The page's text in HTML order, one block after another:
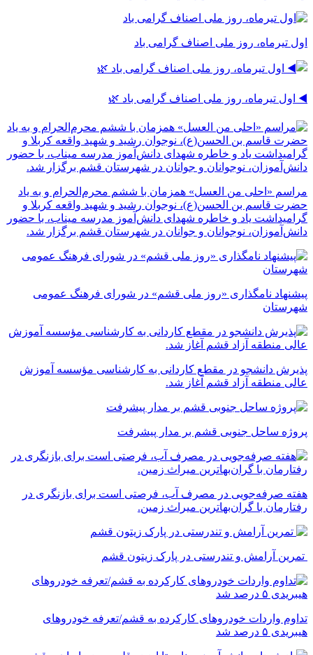
اول تیرماه، روز ملی اصناف گرامی باد
◀️ اول تیرماه، روز ملی اصناف گرامی باد 🌿
مراسم «احلی من العسل» همزمان با ششم محرم‌الحرام و به یاد
حضرت قاسم بن الحسن(ع)، نوجوان رشید و شهید واقعه کربلا و
گرامیداشت یاد و خاطره شهدای دانش‌آموز مدرسه میناب، با حضور
دانش‌آموزان، نوجوانان و جوانان در شهرستان قشم برگزار شد.
پیشنهاد نامگذاری «روز ملی قشم» در شورای فرهنگ عمومی
شهرستان
پذیرش دانشجو در مقطع کاردانی به کارشناسی مؤسسه آموزش
عالی منطقه آزاد قشم آغاز شد.
پروژه ساحل جنوبی قشم بر مدار پیشرفت
‌هفته صرفه‌جویی در مصرف آب، فرصتی است برای بازنگری در
رفتارمان با گران‌بهاترین میراث زمین.
تمرین آرامش و تندرستی در پارک زیتون قشم
تداوم واردات خودروهای کارکرده به قشم/تعرفه خودروهای
هیبریدی ۵ درصد شد